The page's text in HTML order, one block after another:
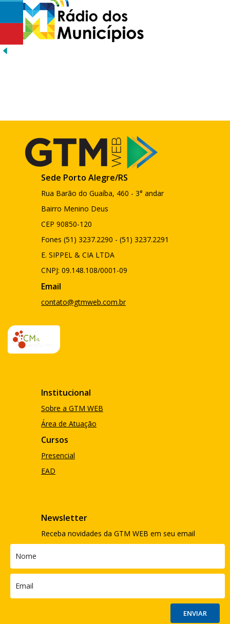
Sede Porto Alegre/RS
Rua Barão do Guaíba, 460 - 3° andar
Bairro Menino Deus
CEP 90850-120
Fones (51) 3237.2290 - (51) 3237.2291
E. SIPPEL & CIA LTDA
CNPJ: 09.148.108/0001-09
Email
contato@gtmweb.com.br
Institucional
Sobre a GTM WEB
Área de Atuação
Cursos
Presencial
EAD
Newsletter
Receba novidades da GTM WEB em seu email